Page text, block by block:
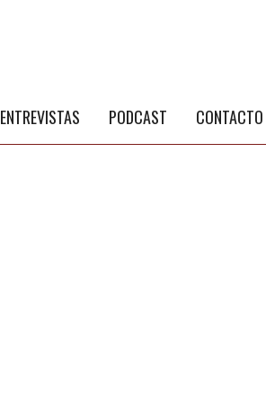
ENTREVISTAS PODCAST CONTACTO